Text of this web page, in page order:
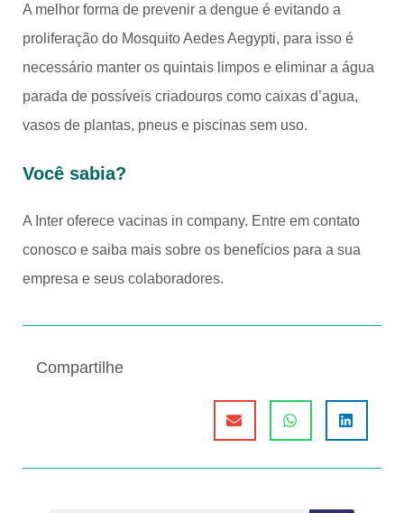
A melhor forma de prevenir a dengue é evitando a
proliferação do Mosquito Aedes Aegypti, para isso é
necessário manter os quintais limpos e eliminar a água
parada de possíveis criadouros como caixas d’agua,
vasos de plantas, pneus e piscinas sem uso.
Você sabia?
A Inter oferece vacinas in company. Entre em contato
conosco e saiba mais sobre os benefícios para a sua
empresa e seus colaboradores.
Compartilhe